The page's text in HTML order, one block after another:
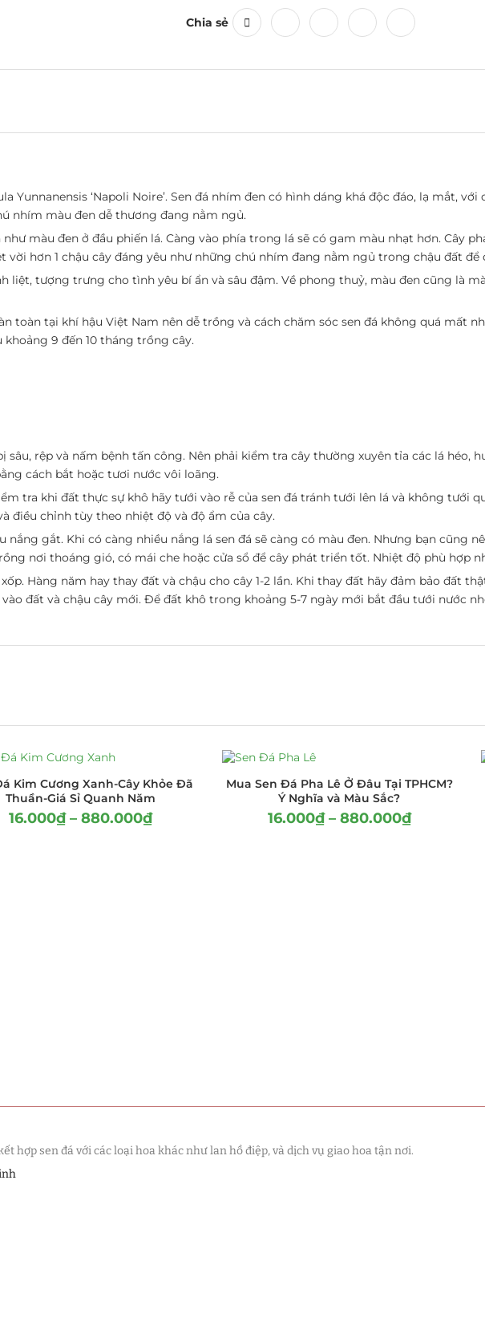
Chia sẻ
Yunnanensis ‘Napoli Noire’. Sen đá nhím đen có hình dáng khá độc đáo, lạ mắt, với
nhím màu đen dễ thương đang nằm ngủ.
màu đen ở đầu phiến lá. Càng vào phía trong lá sẽ có gam màu nhạt hơn. Cây
hơn 1 chậu cây đáng yêu như những chú nhím đang nằm ngủ trong chậu đất để
liệt, tượng trưng cho tình yêu bí ẩn và sâu đậm. Về phong thuỷ, màu đen cũng là
toàn tại khí hậu Việt Nam nên dễ trồng và cách chăm sóc sen đá không quá mất
khoảng 9 đến 10 tháng trồng cây.
rệp và nấm bệnh tấn công. Nên phải kiểm tra cây thường xuyên tỉa các lá héo,
cách bắt hoặc tươi nước vôi loãng.
tra khi đất thực sự khô hãy tưới vào rễ của sen đá tránh tưới lên lá và không tưới
điều chỉnh tùy theo nhiệt độ và độ ẩm của cây.
nắng gắt. Khi có càng nhiều nắng lá sen đá sẽ càng có màu đen. Nhưng bạn cũng
nơi thoáng gió, có mái che hoặc cửa sổ để cây phát triển tốt. Nhiệt độ phù hợp
Hàng năm hay thay đất và chậu cho cây 1-2 lần. Khi thay đất hãy đảm bảo đất
đất và chậu cây mới. Để đất khô trong khoảng 5-7 ngày mới bắt đầu tưới nước
Kim Cương Xanh-Cây Khỏe Đã
Thuần-Giá Sỉ Quanh Năm
16.000₫ – 880.000₫
Mua Sen Đá Pha Lê Ở Đâu Tại TPHCM?
Ý Nghĩa và Màu Sắc?
16.000₫ – 880.000₫
hợp sen đá với các loại hoa khác như lan hồ điệp, và dịch vụ giao hoa tận nơi.